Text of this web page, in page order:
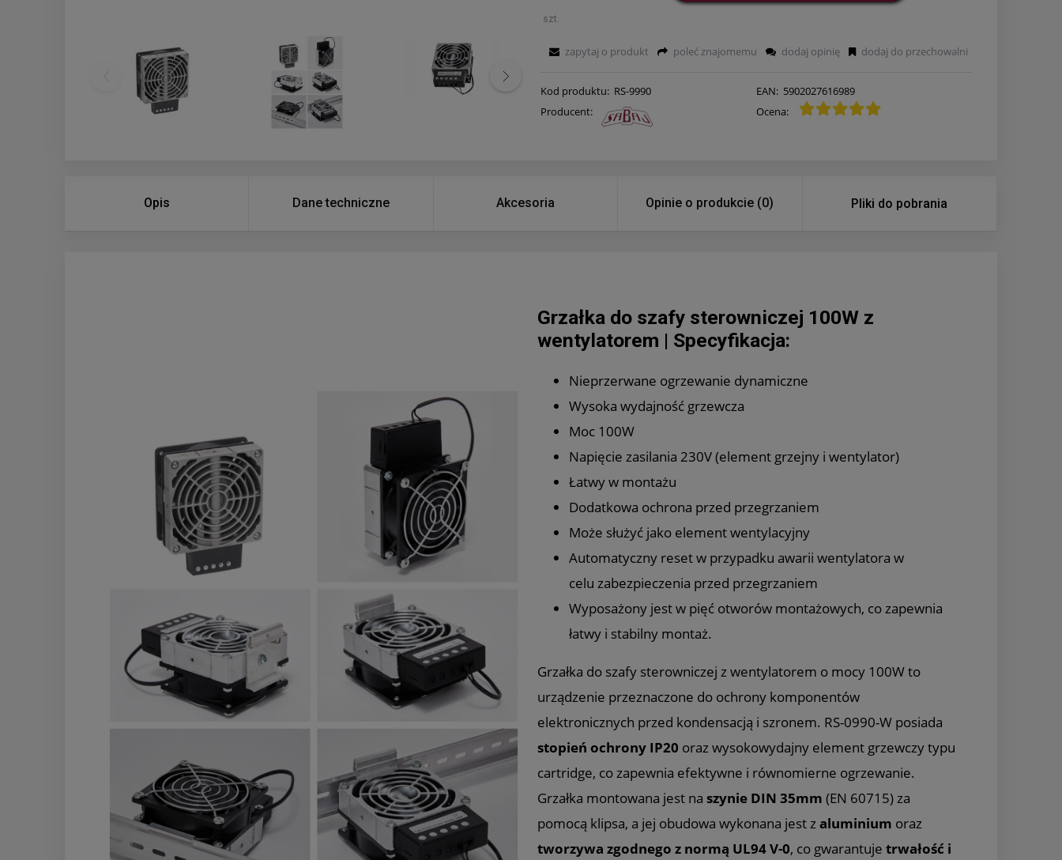
szt.
Kod produktu: RS-9990 EAN: 5902027616989
Ocena:
Producent:
zapytaj o produkt poleć znajomemu dodaj opinię dodaj do przechowalni
Opis Dane techniczne Akcesoria Opinie o produkcie (0) Pliki do pobrania
Grzałka do szafy sterowniczej 100W z
wentylatorem | Specyfikacja:
Nieprzerwane ogrzewanie dynamiczne
Wysoka wydajność grzewcza
Moc 100W
Napięcie zasilania 230V (element grzejny i wentylator)
Łatwy w montażu
Dodatkowa ochrona przed przegrzaniem
Może służyć jako element wentylacyjny
Automatyczny reset w przypadku awarii wentylatora w
celu zabezpieczenia przed przegrzaniem
Wyposażony jest w pięć otworów montażowych, co zapewnia
łatwy i stabilny montaż.
Grzałka do szafy sterowniczej z wentylatorem o mocy 100W to
urządzenie przeznaczone do ochrony komponentów
elektronicznych przed kondensacją i szronem. RS-0990-W posiada
stopień ochrony IP20 oraz wysokowydajny element grzewczy typu
cartridge, co zapewnia efektywne i równomierne ogrzewanie.
Grzałka montowana jest na szynie DIN 35mm (EN 60715) za
pomocą klipsa, a jej obudowa wykonana jest zaluminium oraz
tworzywa zgodnego z normą UL94 V-0, co gwarantuje trwałość i